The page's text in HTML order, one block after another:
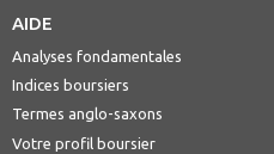
AIDE
Analyses fondamentales
Indices boursiers
Termes anglo-saxons
Votre profil boursier